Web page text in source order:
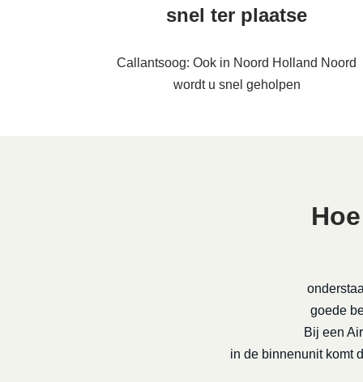
snel ter plaatse
Callantsoog: Ook in Noord Holland Noord
wordt u snel geholpen
goede
Bij een
in de binnenunit komt